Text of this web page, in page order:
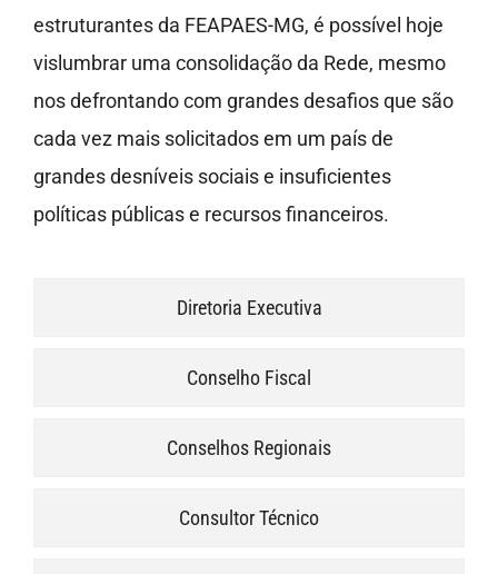
estruturantes da FEAPAES-MG, é possível hoje
vislumbrar uma consolidação da Rede, mesmo
nos defrontando com grandes desafios que são
cada vez mais solicitados em um país de
grandes desníveis sociais e insuficientes
políticas públicas e recursos financeiros.
Diretoria Executiva
Conselho Fiscal
Conselhos Regionais
Consultor Técnico